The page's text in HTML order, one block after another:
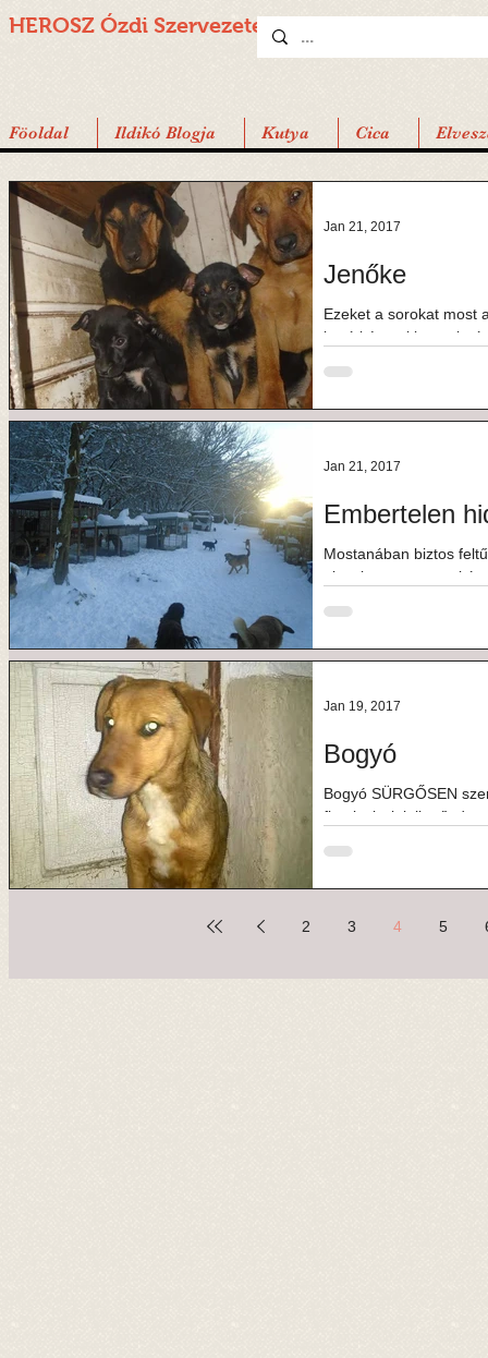
HEROSZ Ózdi Szervezete
Föoldal Ildikó Blogja Kutya Cica
Jenőke
Ezeket a sorokat most
barátként tekintenek
Jan 21, 2017
Embertelen
Mostanában biztos
olyankor nem a
Jan 21, 2017
Bogyó
Bogyó SÜRGŐSEN
fiatal, vizslajellegű, de
Jan 19, 2017
2 3 4 5